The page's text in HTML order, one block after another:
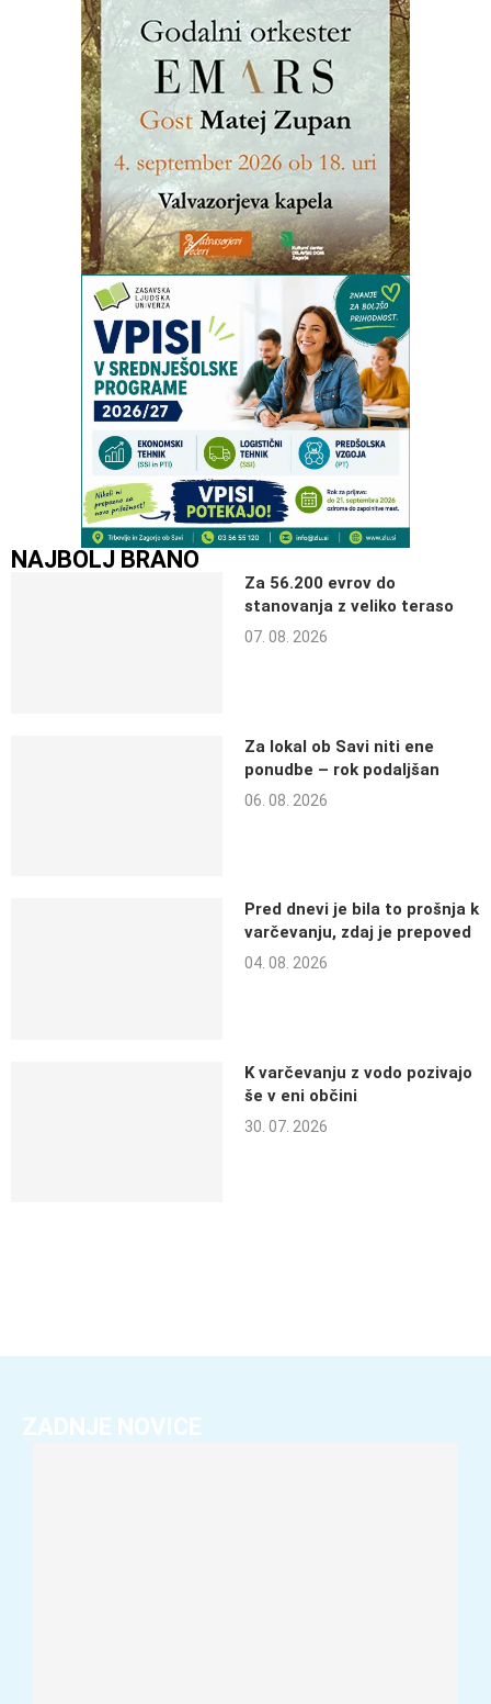
NAJBOLJ BRANO
Za 56.200 evrov do
stanovanja z veliko teraso
07. 08. 2026
Za lokal ob Savi niti ene
ponudbe – rok podaljšan
06. 08. 2026
Pred dnevi je bila to prošnja k
varčevanju, zdaj je prepoved
04. 08. 2026
K varčevanju z vodo pozivajo
še v eni občini
30. 07. 2026
ZADNJE NOVICE